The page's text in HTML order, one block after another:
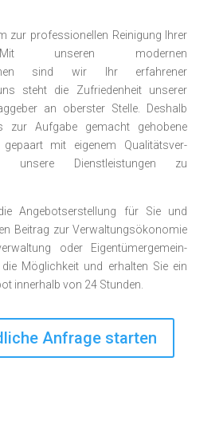
zur professionellen Reinigung Ihrer
unseren modernen
sind wir Ihr erfahrener
steht die Zufriedenheit unserer
an oberster Stelle. Deshalb
Aufgabe gemacht ge­hobene
ge­paart mit eigenem Qualitäts­ver­
unsere Dienst­­leistungen zu
Angebotserstellung für Sie und
Beitrag zur Verwaltungsökonomie
oder Eigen­tümer­­gemein­
Möglichkeit und erhalten Sie ein
innerhalb von 24 Stunden.
Anfrage starten